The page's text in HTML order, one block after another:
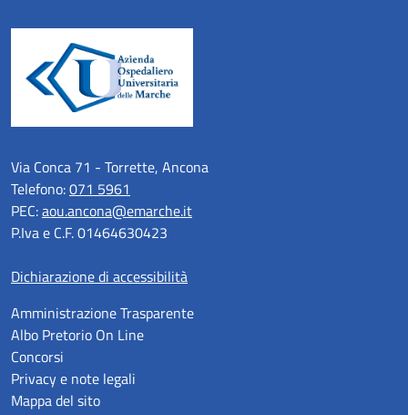
Via Conca 71 - Torrette, Ancona
Telefono:071 5961
PEC:aou.ancona@emarche.it
P.Iva e C.F. 01464630423
Dichiarazione di accessibilità
Amministrazione Trasparente
Albo Pretorio On Line
Concorsi
Privacy e note legali
Mappa del sito